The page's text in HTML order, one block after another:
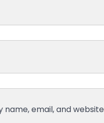
name, email, and